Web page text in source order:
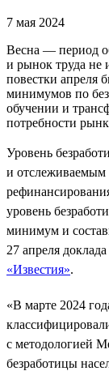
7 мая 2024
Весна — период
и рынок труда не
повестки апреля
минимумов по
обучении и
потребности
Уровень
и отслеживаемым
уровень
минимум и
27 апреля
«Известия».
«В марте 2024
с методологией
безработицы